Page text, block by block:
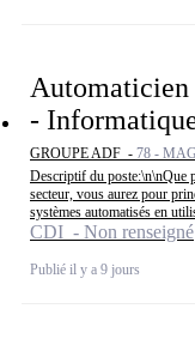
Automaticien
-
GROUPE ADF - 78 -
Descriptif du poste:\n\nQue
secteur, vous aurez pour
systèmes automatisés en
CDI - Non renseigné
Publié il y a 9 jours